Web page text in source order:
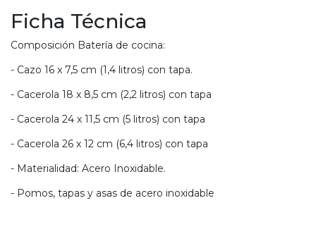
Ficha Técnica
Composición Batería de cocina:
- Cazo 16 x 7,5 cm (1,4 litros) con tapa.
- Cacerola 18 x 8,5 cm (2,2 litros) con tapa
- Cacerola 24 x 11,5 cm (5 litros) con tapa
- Cacerola 26 x 12 cm (6,4 litros) con tapa
- Materialidad: Acero Inoxidable.
- Pomos, tapas y asas de acero inoxidable